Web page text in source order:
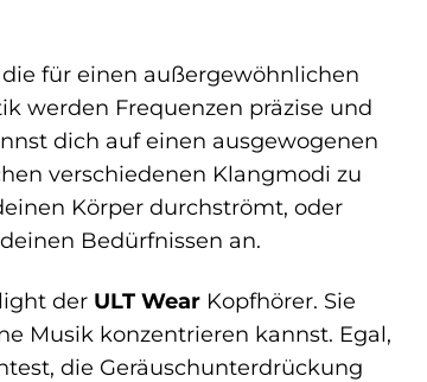
für einen außergewöhnlichen
werden Frequenzen präzise und
dich auf einen ausgewogenen
verschiedenen Klangmodi zu
Körper durchströmt, oder
Bedürfnissen an.
der ULT Wear Kopfhörer. Sie
Musik konzentrieren kannst. Egal,
die Geräuschunterdrückung